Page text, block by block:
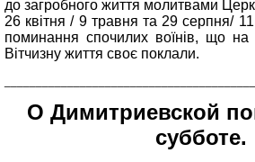
до загробного життя молитвами
26 квітня / 9 травня та 29 серпня/
поминання спочилих воїнів, що на
Вітчизну життя своє поклали.
О Димитриевской
субботе.